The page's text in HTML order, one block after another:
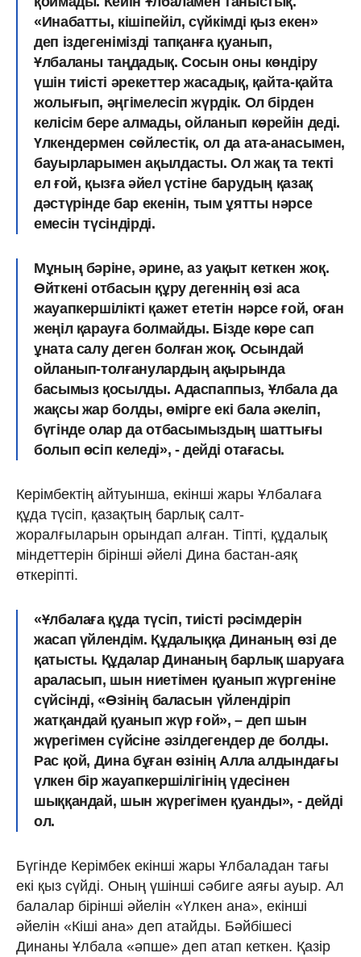
«Инабатты, кішіпейіл, сүйкімді қыз екен»
деп іздегенімізді тапқанға қуанып,
Ұлбаланы таңдадық. Сосын оны көндіру
үшін тиісті әрекеттер жасадық, қайта-қайта
жолығып, әңгімелесіп жүрдік. Ол бірден
келісім бере алмады, ойланып көрейін деді.
Үлкендермен сөйлестік, ол да ата-анасымен,
бауырларымен ақылдасты. Ол жақ та текті
ел ғой, қызға әйел үстіне барудың қазақ
дәстүрінде бар екенін, тым ұятты нәрсе
емесін түсіндірді.
Мұның бәріне, әрине, аз уақыт кеткен жоқ.
Өйткені отбасын құру дегеннің өзі аса
жауапкершілікті қажет ететін нәрсе ғой, оған
жеңіл қарауға болмайды. Бізде көре сап
ұната салу деген болған жоқ. Осындай
ойланып-толғанулардың ақырында
басымыз қосылды. Адаспаппыз, Ұлбала да
жақсы жар болды, өмірге екі бала әкеліп,
бүгінде олар да отбасымыздың шаттығы
болып өсіп келеді», - дейді отағасы.
Керімбектің айтуынша, екінші жары Ұлбалаға
құда түсіп, қазақтың барлық салт-
жоралғыларын орындап алған. Тіпті, құдалық
міндеттерін бірінші әйелі Дина бастан-аяқ
өткеріпті.
«Ұлбалаға құда түсіп, тиісті рәсімдерін
жасап үйлендім. Құдалыққа Динаның өзі де
қатысты. Құдалар Динаның барлық шаруаға
араласып, шын ниетімен қуанып жүргеніне
сүйсінді, «Өзінің баласын үйлендіріп
жатқандай қуанып жүр ғой», – деп шын
жүрегімен сүйсіне әзілдегендер де болды.
Рас қой, Дина бұған өзінің Алла алдындағы
үлкен бір жауапкершілігінің үдесінен
шыққандай, шын жүрегімен қуанды», - дейді
ол.
Бүгінде Керімбек екінші жары Ұлбаладан тағы
екі қыз сүйді. Оның үшінші сәбиге аяғы ауыр. Ал
балалар бірінші әйелін «Үлкен ана», екінші
әйелін «Кіші ана» деп атайды. Бәйбішесі
Динаны Ұлбала «әпше» деп атап кеткен. Қазір